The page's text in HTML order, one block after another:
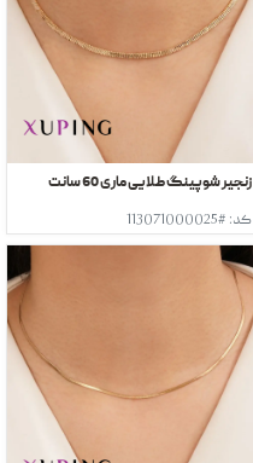
زنجیر شوپینگ طلایی ماری 60 سانت
کد: #113071000025